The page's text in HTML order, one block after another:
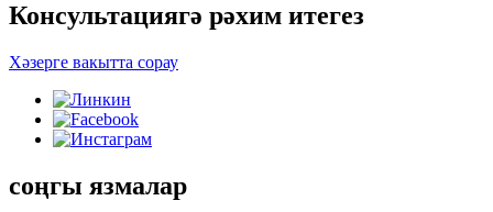
Консультациягә рәхим итегез
Хәзерге вакытта сорау
соңгы язмалар